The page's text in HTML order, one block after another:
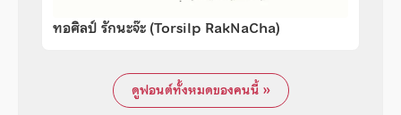
ทอศิลป์ รักนะจ๊ะ (Torsilp RakNaCha)
ดูฟอนต์ทั้งหมดของคนนี้ »